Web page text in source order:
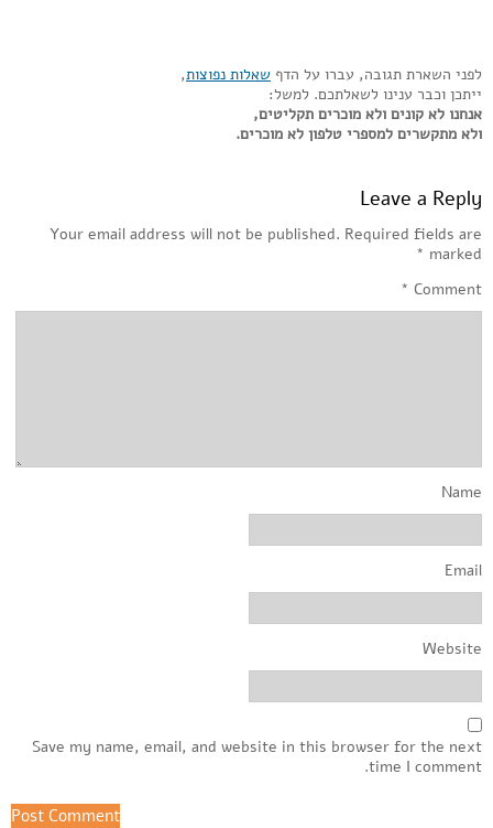
לפני השארת תגובה, עברו על הדף שאלות נפוצות,
ייתכן וכבר ענינו לשאלתכם. למשל:
אנחנו לא קונים ולא מוכרים תקליטים,
ולא מתקשרים למספרי טלפון לא מוכרים.
Leave a Reply
Your email address will not be published. Required fields are
marked
*
Comment
*
Name
Email
Website
Save my name, email, and website in this browser for the next
time I comment.